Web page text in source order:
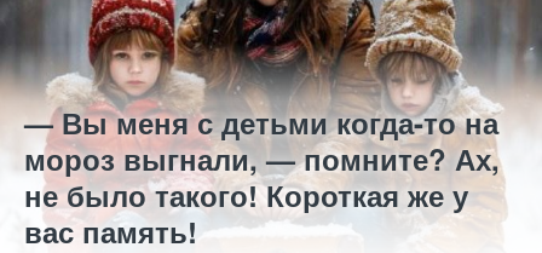
— Вы меня с детьми когда-то на
мороз выгнали, — помните? Ах,
не было такого! Короткая же у
вас память!